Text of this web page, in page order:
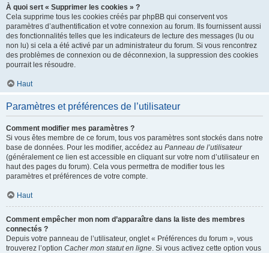
À quoi sert « Supprimer les cookies » ?
Cela supprime tous les cookies créés par phpBB qui conservent vos
paramètres d’authentification et votre connexion au forum. Ils fournissent aussi
des fonctionnalités telles que les indicateurs de lecture des messages (lu ou
non lu) si cela a été activé par un administrateur du forum. Si vous rencontrez
des problèmes de connexion ou de déconnexion, la suppression des cookies
pourrait les résoudre.
Haut
Paramètres et préférences de l’utilisateur
Comment modifier mes paramètres ?
Si vous êtes membre de ce forum, tous vos paramètres sont stockés dans notre
base de données. Pour les modifier, accédez au Panneau de l’utilisateur
(généralement ce lien est accessible en cliquant sur votre nom d’utilisateur en
haut des pages du forum). Cela vous permettra de modifier tous les
paramètres et préférences de votre compte.
Haut
Comment empêcher mon nom d’apparaître dans la liste des membres
connectés ?
Depuis votre panneau de l’utilisateur, onglet « Préférences du forum », vous
trouverez l’option Cacher mon statut en ligne. Si vous activez cette option vous